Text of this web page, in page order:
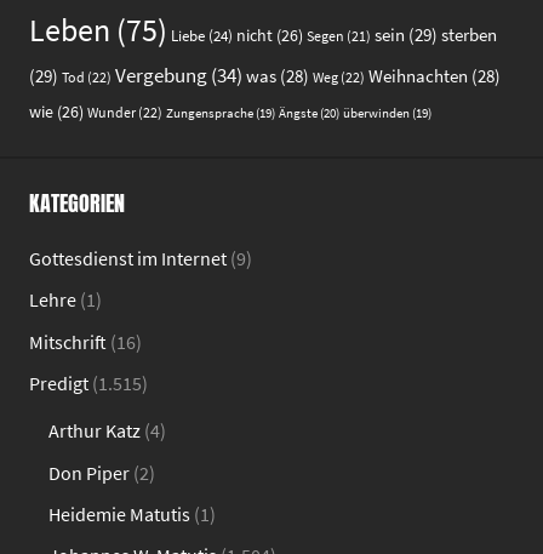
Leben (75) Liebe (24) nicht (26) Segen (21) sein (29) sterben
(29) Tod (22) Vergebung(34) was (28) Weg (22) Weihnachten (28)
wie (26) Wunder (22) Zungensprache (19) Ängste (20) überwinden (19)
KATEGORIEN
Gottesdienst im Internet (9)
Lehre (1)
Mitschrift (16)
Predigt (1.515)
Arthur Katz (4)
Don Piper (2)
Heidemie Matutis (1)